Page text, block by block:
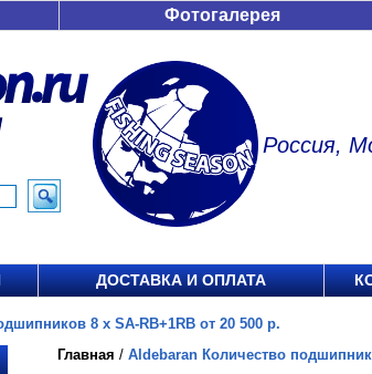
Фотогалерея
Россия,
ДОСТАВКА И ОПЛАТА
8 х SA-RB+1RB от 20 500 р.
Главная / Aldebaran Количество